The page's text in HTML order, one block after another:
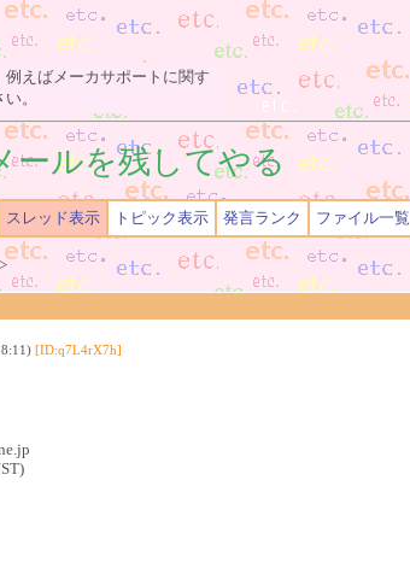
えばメーカサポートに関す
。
ールを残してやる
スレッド表示 トピック表示 発言ランク ファイル一覧
[ID:q7L4rX7h]